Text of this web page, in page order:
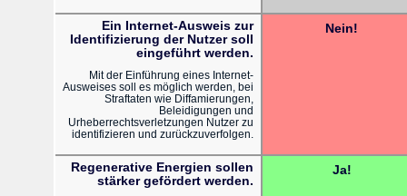
Ein Internet-Ausweis zur
Identifizierung der Nutzer soll
eingeführt werden.
Mit der Einführung eines Internet-
Ausweises soll es möglich werden, bei
Straftaten wie Diffamierungen,
Beleidigungen und
Urheberrechtsverletzungen Nutzer zu
identifizieren und zurückzuverfolgen.
Nein!
Regenerative Energien sollen
stärker gefördert werden.
Ja!